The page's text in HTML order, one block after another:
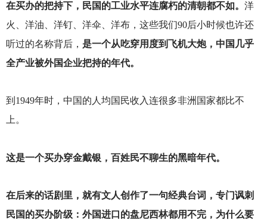
在买办的把持下，民国的工业水平连腐朽的清朝都不如。 洋
火、洋油、洋钉、洋伞、洋布，这些我们90后小时候也许还
听过的名称背后， 是一个从吃穿用度到飞机大炮，中国几乎
全产业被外国企业把持的年代。
到1949年时，中国的人均国民收入连很多非洲国家都比不
上。
这是一个买办穿金戴银，百姓民不聊生的黑暗年代。
在后来的话剧里，就有文人创作了一句经典台词，专门讽刺
民国的买办阶级：外国进口的盘尼西林都用不完，为什么要